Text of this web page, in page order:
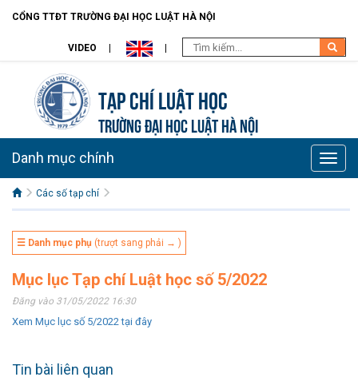
CỔNG TTĐT TRƯỜNG ĐẠI HỌC LUẬT HÀ NỘI
VIDEO
Tạp chí Luật học
TRƯỜNG ĐẠI HỌC LUẬT HÀ NỘI
Toggle
Danh mục chính
Các số tạp chí
☰ Danh mục phụ (trượt sang phải → )
Mục lục Tạp chí Luật học số 5/2022
Đăng vào 31/05/2022 16:30
Xem Mục lục số 5/2022 tại đây
Tin bài liên quan